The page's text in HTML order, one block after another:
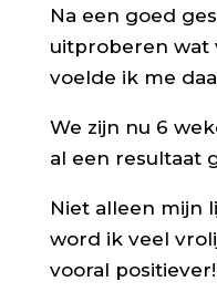
Na een goed
uitproberen wat
voelde ik me
We zijn nu 6
al een resultaat
Niet alleen mijn
word ik veel
vooral